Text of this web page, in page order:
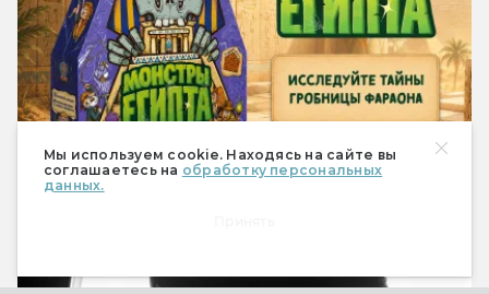
Мы используем cookie. Находясь на сайте вы
соглашаетесь на обработку персональных
данных.